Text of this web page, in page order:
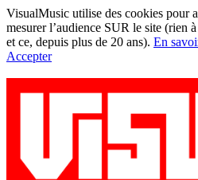
VisualMusic utilise des cookies pour
mesurer l’audience SUR le site (rien
et ce, depuis plus de 20 ans). En
Accepter